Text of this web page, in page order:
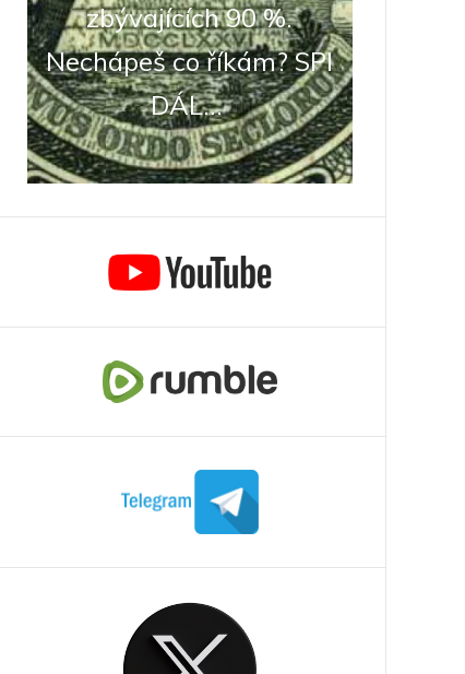
zbývajících 90 %.
Nechápeš co říkám? SPI
DÁL...